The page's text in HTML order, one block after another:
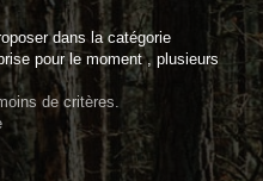
dans la catégorie
pour le moment , plusieurs
de critères.